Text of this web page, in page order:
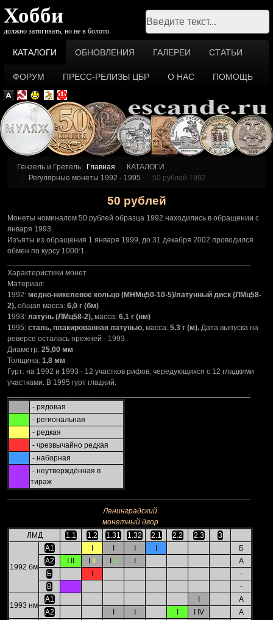
Хобби
должно затягивать, но не в болото.
Поиск
КАТАЛОГИ ОБНОВЛЕНИЯ ГАЛЕРЕИ СТАТЬИ
ФОРУМ ПРЕСС-РЕЛИЗЫ ЦБР О НАС ПОМОЩЬ
Гензель и Гретель: Главная
КАТАЛОГИ
Регулярные монеты 1992 - 1995
50 рублей 1992
50 рублей
Монеты номиналом 50 рублей образца 1992 находились в обращении с
января 1993.
Изъяты из обращения 1 января 1999, до 31 декабря 2002 проводился
обмен по курсу 1000:1.
Характеристики монет.
Материал:
1992: медно-никелевое кольцо (МНМц50-10-5)/латунный диск (ЛМц58-
2), общая масса: 6,0 г (бм)
1993: латунь (ЛМц58-2), масса: 6,1 г (нм)
1995: сталь, плакированная латунью, масса: 5.3 г (м). Дата выпуска на
реверсе осталась прежней - 1993.
Диаметр: 25,00 мм
Толщина: 1,8 мм
Гурт: на 1992 и 1993 - 12 участков рифов, чередующихся с 12 гладкими
участками. В 1995 гурт гладкий.
- рядовая
- региональная
- редкая
- чрезвычайно редкая
- наборная
- неутверждённая в
тираж
Ленинградский
монетный двор
ЛМД
1.1 1.2 1.31 1.32 2.1 2.2 2.3 3
1992 бм
А1
Б
А2
А
Б
-
В
-
1993 нм
А1
А
А2
I IV А